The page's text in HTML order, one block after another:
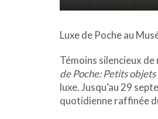
Luxe de Poche au
Témoins silencieux
de Poche: Petits
luxe. Jusqu’au 29
quotidienne raffinée